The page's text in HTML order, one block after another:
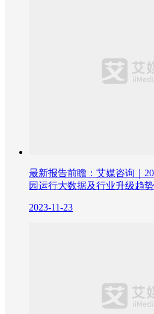
最新报告前瞻：艾媒咨询｜
园运行大数据及行业升级趋
2023-11-23